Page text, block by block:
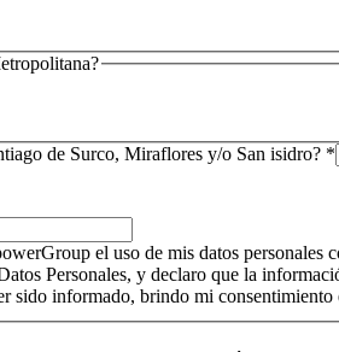
de Surco, Miraflores y/o San isidro? *
el uso de mis datos
Personales, y declaro que la
sido informado, brindo mi